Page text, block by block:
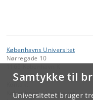
Samtykke til
Universitetet bruger
Københavns Universitet
Nørregade 10
Københavns Universitet